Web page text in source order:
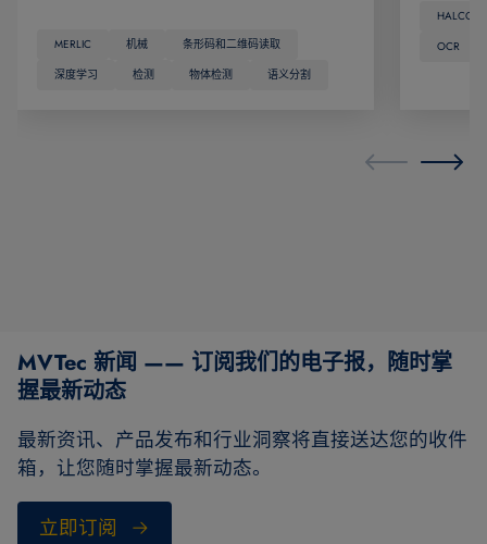
MERLIC 机械
条形码和二维码读取
深度学习
检测 物体检测 语义分割
HALCON
OCR
MVTec 新闻 —— 订阅我们的电子报，随时掌
握最新动态
最新资讯、产品发布和行业洞察将直接送达您的收件
箱，让您随时掌握最新动态。
立即订阅